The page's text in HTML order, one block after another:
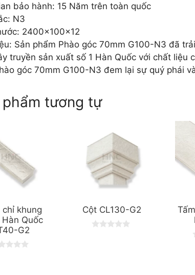
bảo hành: 15 Năm trên toàn quốc
N3
2400x100x12
Sản phẩm Phào góc 70mm G100-N3 đã
truyền sản xuất số 1 Hàn Quốc với chất liệu
góc 70mm G100-N3 đem lại sự quý phái
phẩm tương tự
chỉ khung
Quốc
G2
Cột CL130-G2